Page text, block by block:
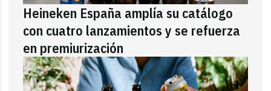
Heineken España amplía su catálogo
con cuatro lanzamientos y se refuerza
en premiurización